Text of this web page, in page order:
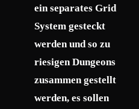
ein separates Grid
System gesteckt
werden und so zu
riesigen Dungeons
zusammen gestellt
werden, es sollen